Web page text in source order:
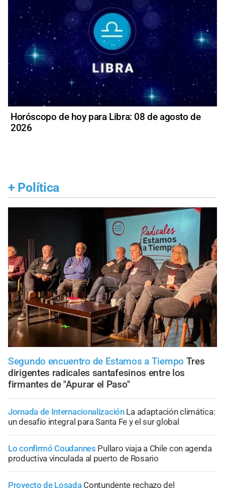
Horóscopo de hoy para Libra: 08 de agosto de
2026
+ Política
Segundo encuentro de Estamos a Tiempo Tres
dirigentes radicales santafesinos entre los
firmantes de "Apurar el Paso"
Jornada de Internacionalización La adaptación climática:
un desafío integral para Santa Fe y el sur global
Lo confirmó Coudannes Pullaro viaja a Chile con agenda
productiva vinculada al puerto de Rosario
Proyecto de Losada Contundente rechazo del